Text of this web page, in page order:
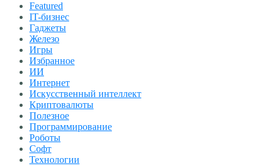
Featured
IT-бизнес
Гаджеты
Железо
Игры
Избранное
ИИ
Интернет
Искусственный интеллект
Криптовалюты
Полезное
Программирование
Роботы
Софт
Технологии